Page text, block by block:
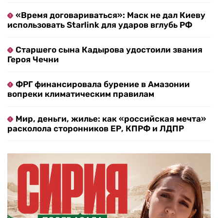
«Время договариваться»: Маск не дал Киеву
использовать Starlink для ударов вглубь РФ
Старшего сына Кадырова удостоили звания
Героя Чечни
ФРГ финансировала бурение в Амазонии
вопреки климатическим правилам
Мир, деньги, жилье: как «российская мечта»
расколола сторонников ЕР, КПРФ и ЛДПР